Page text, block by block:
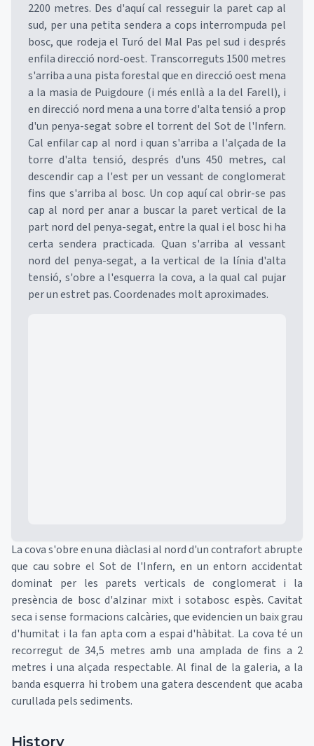
2200 metres. Des d'aquí cal resseguir la paret cap al
sud, per una petita sendera a cops interrompuda pel
bosc, que rodeja el Turó del Mal Pas pel sud i després
enfila direcció nord-oest. Transcorreguts 1500 metres
s'arriba a una pista forestal que en direcció oest mena
a la masia de Puigdoure (i més enllà a la del Farell), i
en direcció nord mena a una torre d'alta tensió a prop
d'un penya-segat sobre el torrent del Sot de l'Infern.
Cal enfilar cap al nord i quan s'arriba a l'alçada de la
torre d'alta tensió, després d'uns 450 metres, cal
descendir cap a l'est per un vessant de conglomerat
fins que s'arriba al bosc. Un cop aquí cal obrir-se pas
cap al nord per anar a buscar la paret vertical de la
part nord del penya-segat, entre la qual i el bosc hi ha
certa sendera practicada. Quan s'arriba al vessant
nord del penya-segat, a la vertical de la línia d'alta
tensió, s'obre a l'esquerra la cova, a la qual cal pujar
per un estret pas. Coordenades molt aproximades.
La cova s'obre en una diàclasi al nord d'un contrafort abrupte
que cau sobre el Sot de l'Infern, en un entorn accidentat
dominat per les parets verticals de conglomerat i la
presència de bosc d'alzinar mixt i sotabosc espès. Cavitat
seca i sense formacions calcàries, que evidencien un baix grau
d'humitat i la fan apta com a espai d'hàbitat. La cova té un
recorregut de 34,5 metres amb una amplada de fins a 2
metres i una alçada respectable. Al final de la galeria, a la
banda esquerra hi trobem una gatera descendent que acaba
curullada pels sediments.
History